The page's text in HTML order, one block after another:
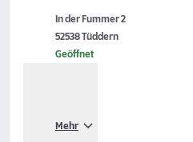
In der Fummer 2
52538 Tüddern
Geöffnet
Mehr